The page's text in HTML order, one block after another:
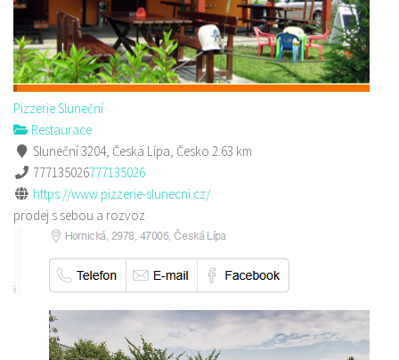
Pizzerie Sluneční
Restaurace
Sluneční 3204, Česká Lípa, Česko 2.63 km
777135026777135026
https://www.pizzerie-slunecni.cz/
prodej s sebou a rozvoz